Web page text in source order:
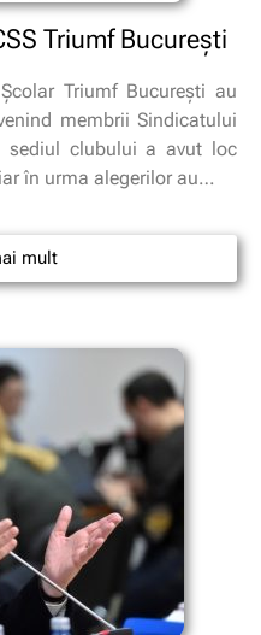
Triumf Bucureşti
Triumf Bucureşti au
membrii Sindicatului
sediul clubului a avut loc
în urma alegerilor au…
mult